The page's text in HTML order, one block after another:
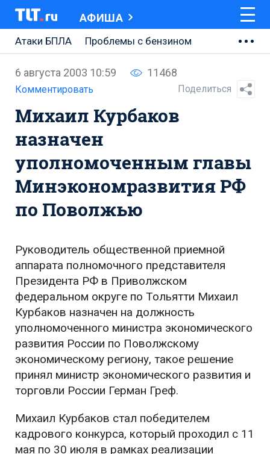
АФИША
Атаки БПЛА
Проблемы с бензином
Ремонт Центральной площади
Ремонт Обводного шоссе
Набережная Тольятти
Неделя Тольятти
6 августа 2003 10:59 11468
Комментировать Поделиться
Михаил Курбаков
назначен
уполномоченным главы
Минэкономразвития РФ
по Поволжью
Руководитель общественной приемной
аппарата полномочного представителя
Президента РФ в Приволжском
федеральном округе по Тольятти Михаил
Курбаков назначен на должность
уполномоченного министра экономического
развития России по Поволжскому
экономическому региону, такое решение
принял министр экономического развития и
торговли России Герман Греф.
Михаил Курбаков стал победителем
кадрового конкурса, который проходил с 11
мая по 30 июля в рамках реализации